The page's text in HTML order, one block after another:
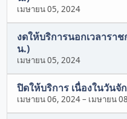
เมษายน 05, 2024
งดให้บริการนอกเวลารา
น.)
เมษายน 05, 2024
ปิดให้บริการ เนื่องในวัน
เมษายน 06, 2024– เมษายน